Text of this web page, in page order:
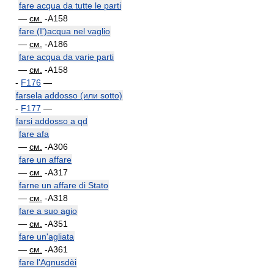
fare acqua da tutte le parti
— см. -A158
fare (I')acqua nel vaglio
— см. -A186
fare acqua da varie parti
— см. -A158
- F176 —
farsela addosso (или sotto)
- F177 —
farsi addosso a qd
fare afa
— см. -A306
fare un affare
— см. -A317
farne un affare di Stato
— см. -A318
fare a suo agio
— см. -A351
fare un'agliata
— см. -A361
fare l'Agnusdèi